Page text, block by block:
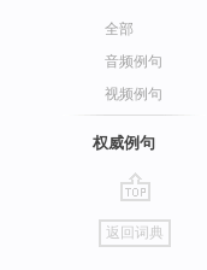
全部
音频例句
视频例句
权威例句
go
top
返回词典